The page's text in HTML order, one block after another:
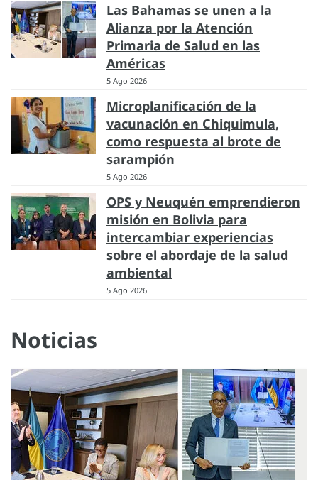
Las Bahamas se unen a la
Alianza por la Atención
Primaria de Salud en las
Américas
5 Ago 2026
Microplanificación de la
vacunación en Chiquimula,
como respuesta al brote de
sarampión
5 Ago 2026
OPS y Neuquén emprendieron
misión en Bolivia para
intercambiar experiencias
sobre el abordaje de la salud
ambiental
5 Ago 2026
Noticias